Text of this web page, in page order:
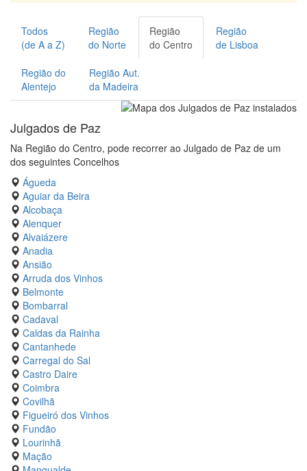
Todos
(de A a Z)
Região
do Norte
Região
do Centro
Região
de Lisboa
Região do
Alentejo
Região Aut.
da Madeira
Julgados de Paz
Na Região do Centro, pode recorrer ao Julgado de Paz de um
dos seguintes Concelhos
Águeda
Aguiar da Beira
Alcobaça
Alenquer
Alvaiázere
Anadia
Ansião
Arruda dos Vinhos
Belmonte
Bombarral
Cadaval
Caldas da Rainha
Cantanhede
Carregal do Sal
Castro Daire
Coimbra
Covilhã
Figueiró dos Vinhos
Fundão
Lourinhã
Mação